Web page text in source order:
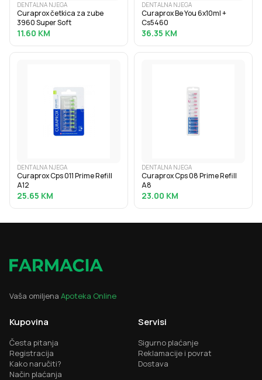
DENTALNA NJEGA
Curaprox četkica za zube
3960 Super Soft
11.60 KM
DENTALNA NJEGA
Curaprox Be You 6x10ml +
Cs5460
36.35 KM
DENTALNA NJEGA
Curaprox Cps 011 Prime Refill
A12
25.65 KM
DENTALNA NJEGA
Curaprox Cps 08 Prime Refill
A8
23.00 KM
Vaša omiljena Apoteka Online
Kupovina
Česta pitanja
Registracija
Kako naručiti?
Način plaćanja
Servisi
Sigurno plaćanje
Reklamacije i povrat
Dostava